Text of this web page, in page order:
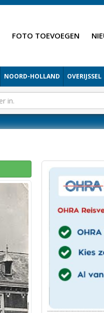
FOTO TOEVOEGEN
NOORD-HOLLAND OVERIJSSEL